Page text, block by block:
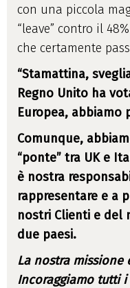
con una piccola
“leave” contro il
che certamente
“Stamattina,
Regno Unito ha
Europea,
Comunque,
“ponte” tra UK e
è nostra
rappresentare e a
nostri Clienti e del
due paesi.
La nostra
Incoraggiamo tutti